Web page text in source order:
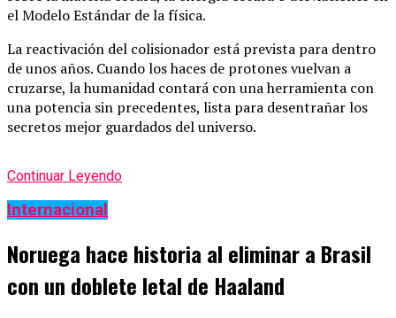
el Modelo Estándar de la física.
La reactivación del colisionador está prevista para dentro
de unos años. Cuando los haces de protones vuelvan a
cruzarse, la humanidad contará con una herramienta con
una potencia sin precedentes, lista para desentrañar los
secretos mejor guardados del universo.
Continuar Leyendo
Internacional
Noruega hace historia al eliminar a Brasil
con un doblete letal de Haaland